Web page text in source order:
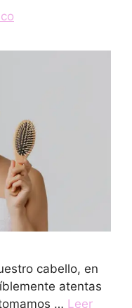
cabello, en
atentas
… Leer